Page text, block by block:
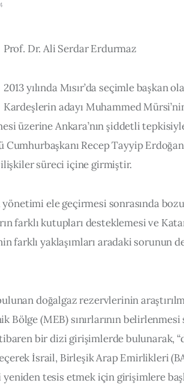
Prof. Dr. Ali Serdar Erdurmaz
2013 yılında Mısır’da seçimle başkan
Kardeşlerin adayı Muhammed
üzerine Ankara’nın şiddetli
Cumhurbaşkanı Recep Tayyip
süreci içine girmiştir.
yönetimi ele geçirmesi sonrasında
farklı kutupları desteklemesi ve
farklı yaklaşımları aradaki sorunun
doğalgaz rezervlerinin
Bölge (MEB) sınırlarının
bir dizi girişimlerde bulunarak,
İsrail, Birleşik Arap Emirlikleri
tesis etmek için girişimlere